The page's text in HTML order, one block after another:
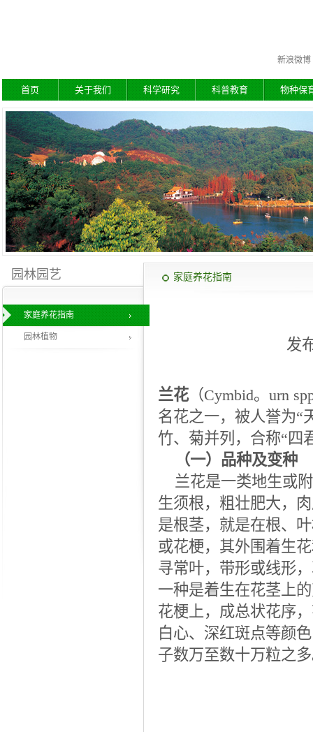
新浪微博
首页 关于我们 科学研究 科普教育 物种保
家庭养花指南
发
兰花（Cymbid。urn
名花之一，被人誉为“
竹、菊并列，合称“四
（一）品种及变种
兰花是一类地生或
生须根，粗壮肥大，
是根茎，就是在根、
或花梗，其外围着生
寻常叶，带形或线形
一种是着生在花茎上
花梗上，成总状花序
白心、深红斑点等颜
子数万至数十万粒之
园林园艺
家庭养花指南
园林植物